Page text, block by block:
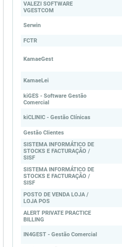
VALEZI SOFTWARE
VGESTCOM
Serwin
FCTR
KamaeGest
KamaeLei
kiGES - Software Gestão
Comercial
kiCLINIC - Gestão Clínicas
Gestão Clientes
SISTEMA INFORMÁTICO DE
STOCKS E FACTURAÇÃO /
SISF
SISTEMA INFORMÁTICO DE
STOCKS E FACTURAÇÃO /
SISF
POSTO DE VENDA LOJA /
LOJA POS
ALERT PRIVATE PRACTICE
BILLING
IN4GEST - Gestão Comercial